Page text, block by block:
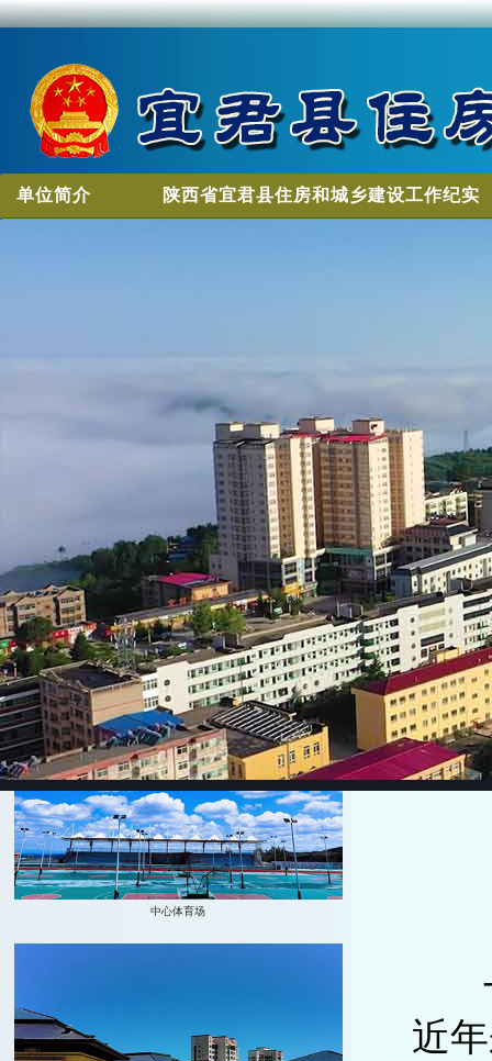
单位简介 陕西省宜君县住房和城乡建设工作纪实
近